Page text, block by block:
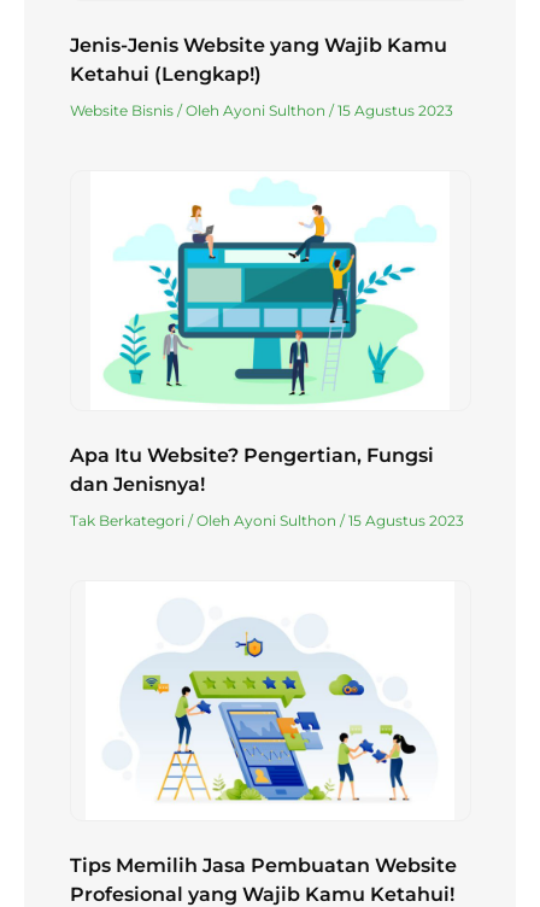
Jenis-Jenis Website yang Wajib Kamu
Ketahui (Lengkap!)
Website Bisnis/ Oleh Ayoni Sulthon /15 Agustus 2023
Apa Itu Website? Pengertian, Fungsi
dan Jenisnya!
Tak Berkategori / Oleh Ayoni Sulthon /15 Agustus 2023
Tips Memilih Jasa Pembuatan Website
Profesional yang Wajib Kamu Ketahui!